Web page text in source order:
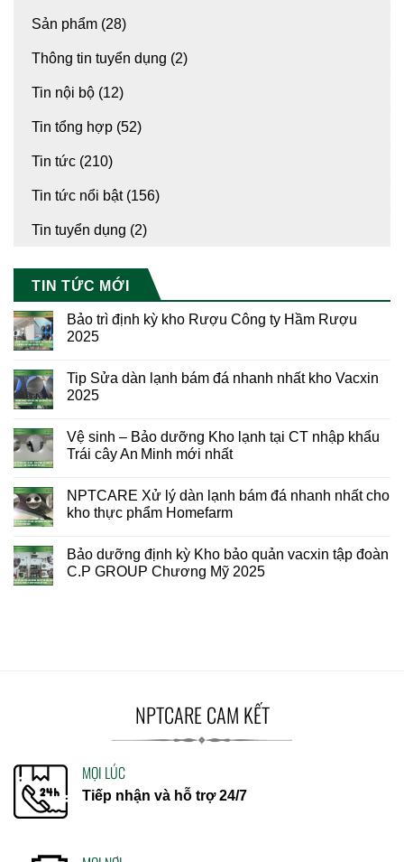
Sản phẩm (28)
Thông tin tuyển dụng (2)
Tin nội bộ (12)
Tin tổng hợp (52)
Tin tức (210)
Tin tức nổi bật(156)
Tin tuyển dụng (2)
TIN TỨC MỚI
Bảo trì định kỳ kho Rượu Công ty Hầm Rượu
2025
Tip Sửa dàn lạnh bám đá nhanh nhất kho Vacxin
2025
Vệ sinh – Bảo dưỡng Kho lạnh tại CT nhập khẩu
Trái cây An Minh mới nhất
NPTCARE Xử lý dàn lạnh bám đá nhanh nhất cho
kho thực phẩm Homefarm
Bảo dưỡng định kỳ Kho bảo quản vacxin tập đoàn
C.P GROUP Chương Mỹ 2025
NPTCARE CAM KẾT
MỌI LÚC
Tiếp nhận và hỗ trợ 24/7